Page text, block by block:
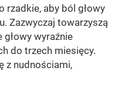
rzadkie, aby ból głowy
Zazwyczaj towarzyszą
wyraźnie
do trzech miesięcy.
z nudnościami,